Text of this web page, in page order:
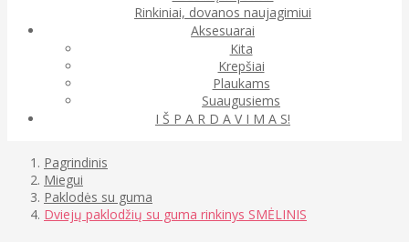
Rinkiniai, dovanos naujagimiui
Aksesuarai
Kita
Krepšiai
Plaukams
Suaugusiems
I Š P A R D A V I M A S!
Pagrindinis
Miegui
Paklodės su guma
Dviejų paklodžių su guma rinkinys SMĖLINIS